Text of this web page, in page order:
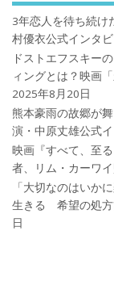
3年恋人を待ち続け
村優衣公式インタ
ドストエフスキー
ィングとは？映画
2025年8月20日
熊本豪雨の故郷が
演・中原丈雄公式
映画『すべて、至
者、リム・カーワ
「大切なのはいか
生きる 希望の処方
日